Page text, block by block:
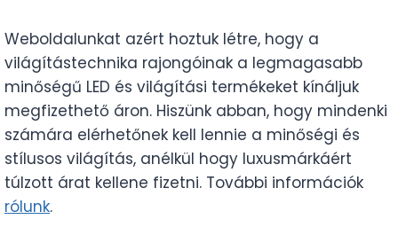
Weboldalunkat azért hoztuk létre, hogy a
világítástechnika rajongóinak a legmagasabb
minőségű LED és világítási termékeket kínáljuk
megfizethető áron. Hiszünk abban, hogy mindenki
számára elérhetőnek kell lennie a minőségi és
stílusos világítás, anélkül hogy luxusmárkáért
túlzott árat kellene fizetni. További információk
rólunk.